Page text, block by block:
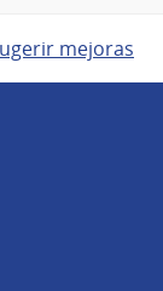
mejoras